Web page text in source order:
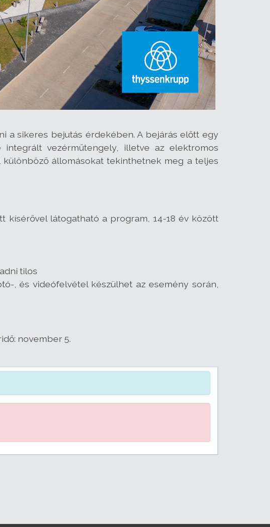
a sikeres bejutás érdekében. A bejárás előtt egy
vezérműtengely, illetve az elektromos
állomásokat tekinthetnek meg a teljes
kísérővel látogatható a program, 14-18 év között
tilos
, és videófelvétel készülhet az esemény során,
november 5.